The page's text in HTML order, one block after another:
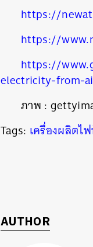
https://
https://
https://
electricity-from-
ภาพ :
Tags: เครื่องผลิตไ
AUTHOR